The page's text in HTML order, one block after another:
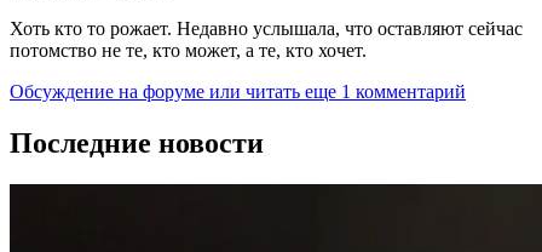
Хоть кто то рожает. Недавно услышала, что оставляют сейчас
потомство не те, кто может, а те, кто хочет.
Обсуждение на форуме или читать еще 1 комментарий
Последние новости